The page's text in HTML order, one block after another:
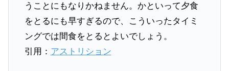
うことにもなりかねません。かといって夕食
をとるにも早すぎるので、こういったタイミ
ングでは間食をとるとよいでしょう。
引用： アストリション